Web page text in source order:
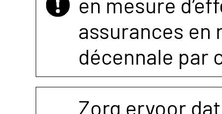
assurances
décennale par
Zorg ervoor